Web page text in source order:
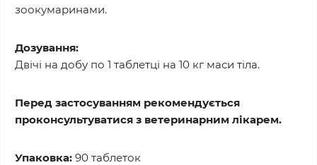
зоокумаринами.
Дозування:
Двічі на добу по 1 таблетці на 10 кг маси тіла.
Перед застосуванням рекомендується
проконсультуватися з ветеринарним лікарем.
Упаковка: 90 таблеток